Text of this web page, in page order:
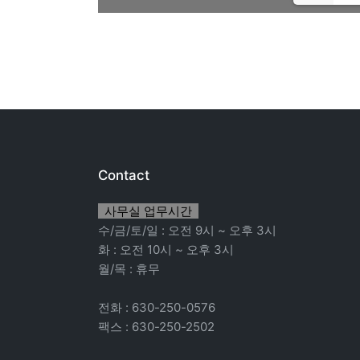
Contact
사무실 업무시간
수/금/토/일 : 오전 9시 ~ 오후 3시
화 : 오전 10시 ~ 오후 3시
월/목 : 휴무
전화 : 630-250-0576
팩스 : 630-250-2502